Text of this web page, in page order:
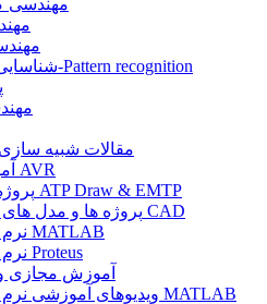
شناسایی الگو-Pattern recognition
مقالات شبیه
آموزش AVR
پروژه های ATP Draw & EMTP
پروژه ها و مدل های آماده CAD
نرم افزار MATLAB
نرم افزار Proteus
آموزش مجازی و
ویدیوهای آموزشی نرم افزار MATLAB